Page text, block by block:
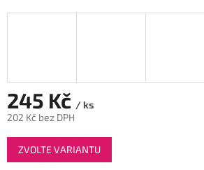
245 Kč / ks
202 Kč bez DPH
Měrná
cena:
ZVOLTE VARIANTU